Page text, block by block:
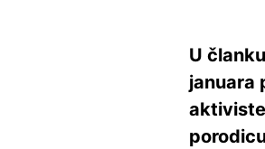
U
januara